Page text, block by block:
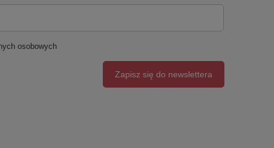
osobowych
Zapisz się do newslettera